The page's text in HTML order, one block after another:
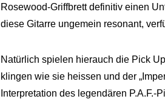
Rosewood-Griffbrett definitiv einen
diese Gitarre ungemein resonant,
Natürlich spielen hierauch die Pick
klingen wie sie heissen und der
Interpretation des legendären